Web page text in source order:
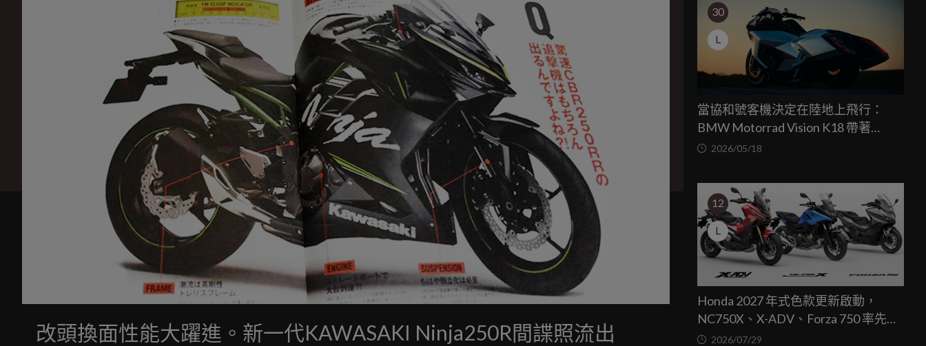
改頭換面性能大躍進。新一代KAWASAKI Ninja250R間諜照流出
30
L
當協和號客機決定在陸地上飛行：
BMW Motorrad Vision K18 帶著
1800c.c. 直六心臟優雅落地
2026/05/18
12
L
Honda 2027 年式色款更新啟動，
NC750X、X-ADV、Forza 750 率先登
場 2026/07/29